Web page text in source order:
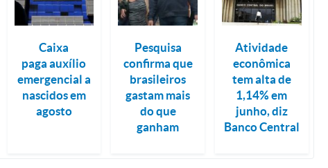
Caixa
paga auxílio
emergencial a
nascidos em
agosto
Pesquisa
confirma que
brasileiros
gastam mais
do que
ganham
Atividade
econômica
tem alta de
1,14% em
junho, diz
Banco Central